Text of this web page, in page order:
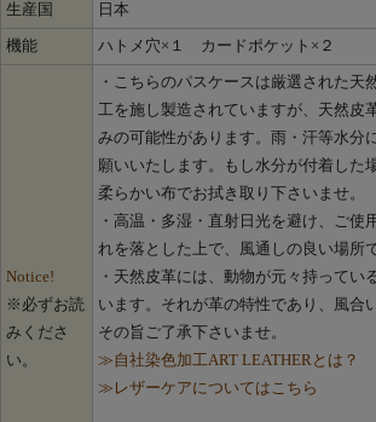
生産国 日本
機能 ハトメ穴×１ カードポケット×２
Notice!
※必ずお読
みくださ
い。
・こちらのパスケースは厳選された天
工を施し製造されていますが、天然皮
みの可能性があります。雨・汗等水分
願いいたします。もし水分が付着した
柔らかい布でお拭き取り下さいませ。
・高温・多湿・直射日光を避け、ご使
れを落とした上で、風通しの良い場所
・天然皮革には、動物が元々持ってい
います。それが革の特性であり、風合
その旨ご了承下さいませ。
≫自社染色加工ART LEATHERとは？
≫レザーケアについてはこちら